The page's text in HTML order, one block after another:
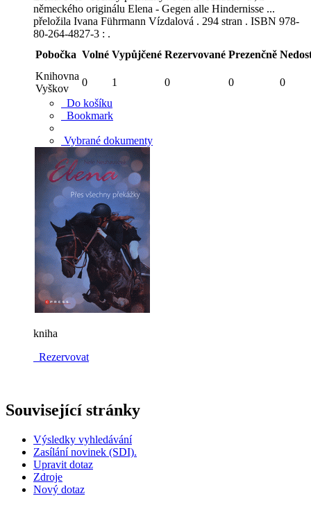
německého originálu Elena - Gegen alle Hindernisse ...
přeložila Ivana Führmann Vízdalová . 294 stran . ISBN 978-
80-264-4827-3 : .
Pobočka Volné Vypůjčené Rezervované Prezenčně
Knihovna
Vyškov
0 1 0 0
0
Do košíku
Bookmark
Vybrané dokumenty
kniha
Rezervovat
Související stránky
Výsledky vyhledávání
Zasílání novinek (SDI).
Upravit dotaz
Zdroje
Nový dotaz